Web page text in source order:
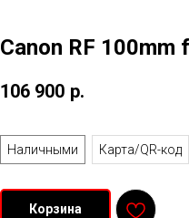
Canon RF 100mm
106 900 р.
Наличными
Карта/QR-код
Корзина